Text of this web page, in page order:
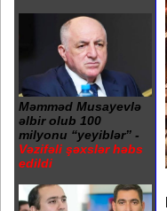
Məmməd Musayevlə
əlbir olub 100
milyonu “yeyiblər” -
Vəzifəli şəxslər həbs
edildi